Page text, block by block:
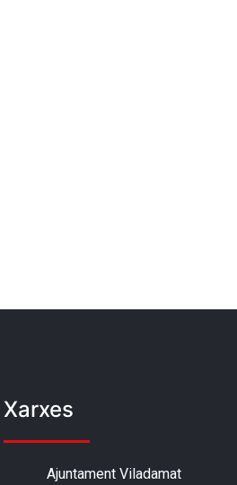
Xarxes
Ajuntament Viladamat